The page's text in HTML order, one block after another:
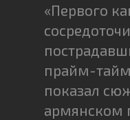
«Первого
прайм-тайм
показал
армянском